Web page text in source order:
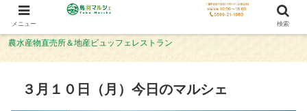
農水産物直売所＆地産ビュッフェレストラン
３月１０日（月）今日のマルシェ
メニュー 検索